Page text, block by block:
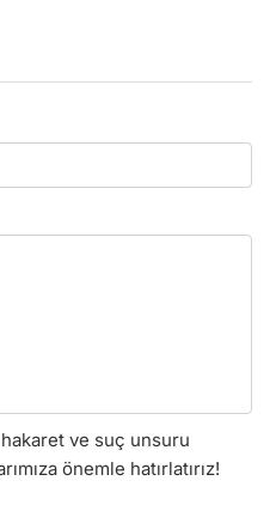
ve suç unsuru
önemle hatırlatırız!